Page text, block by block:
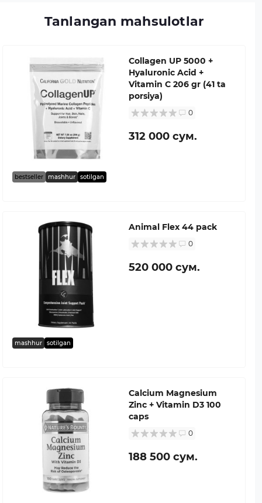
Tanlangan mahsulotlar
bestseller mashhur sotilgan
Collagen UP 5000 +
Hyaluronic Acid +
Vitamin C 206 gr (41 ta
porsiya)
0
312 000 сум.
mashhur sotilgan
Animal Flex 44 pack
0
520 000 сум.
Calcium Magnesium
Zinc + Vitamin D3 100
caps
0
188 500 сум.